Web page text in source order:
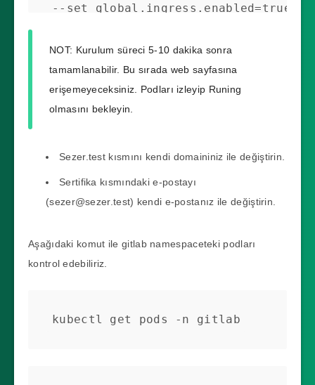
--set global.ingress.enabled=true \
--set certmanager-
issuer.email=sezer@sezer.test
--set gitlab-runner.install=false \
--set registry.enabled=false \
NOT: Kurulum süreci 5-10 dakika sonra
tamamlanabilir. Bu sırada web sayfasına
erişemeyeceksiniz. Podları izleyip Runing
olmasını bekleyin.
Sezer.test kısmını kendi domaininiz ile değiştirin.
Sertifika kısmındaki e-postayı
(sezer@sezer.test) kendi e-postanız ile değiştirin.
Aşağıdaki komut ile gitlab namespaceteki podları
kontrol edebiliriz.